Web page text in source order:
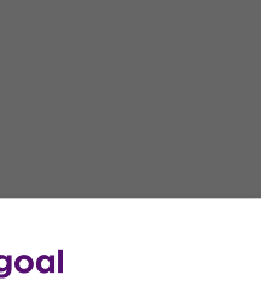
ore su
di un
stato registrato,